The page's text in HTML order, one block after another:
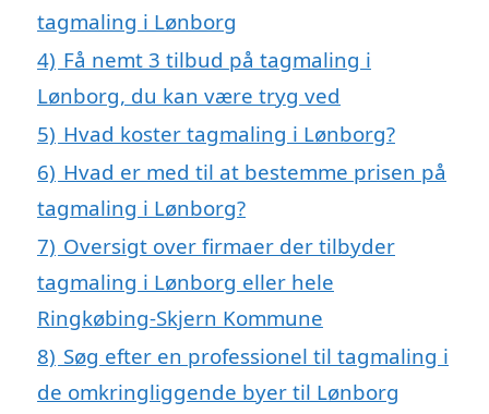
tagmaling i Lønborg
4) Få nemt 3 tilbud på tagmaling i
Lønborg, du kan være tryg ved
5) Hvad koster tagmaling i Lønborg?
6) Hvad er med til at bestemme prisen på
tagmaling i Lønborg?
7) Oversigt over firmaer der tilbyder
tagmaling i Lønborg eller hele
Ringkøbing-Skjern Kommune
8) Søg efter en professionel til tagmaling i
de omkringliggende byer til Lønborg